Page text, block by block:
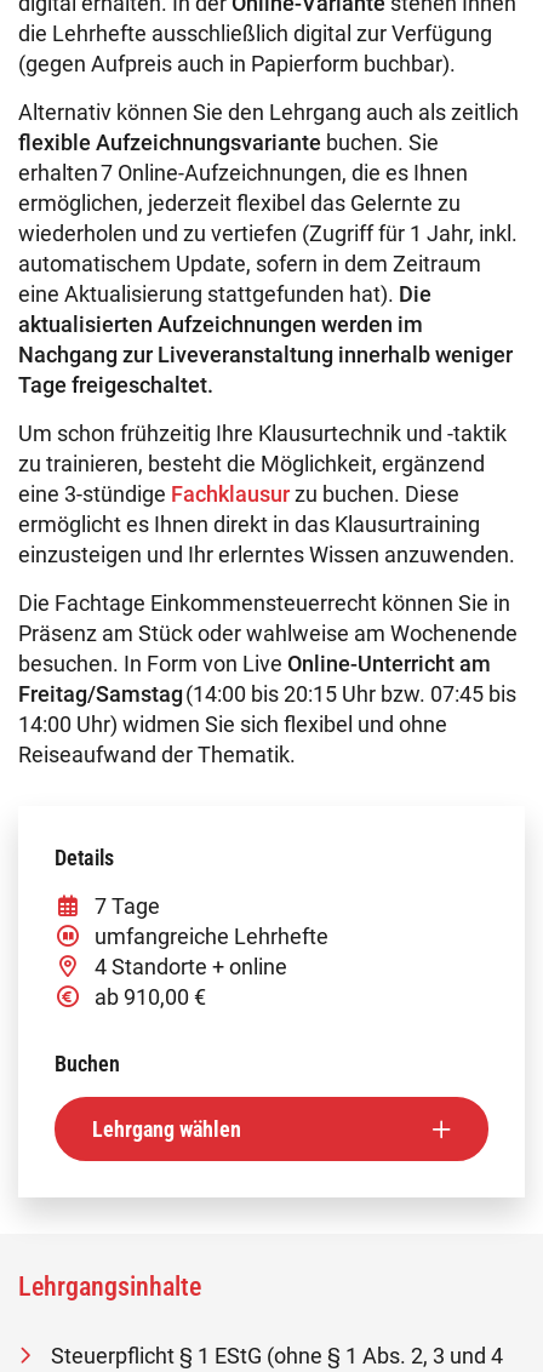
die Lehrhefte ausschließlich digital zur Verfügung
(gegen Aufpreis auch in Papierform buchbar).
Alternativ können Sie den Lehrgang auch als zeitlich
flexible Aufzeichnungsvariante buchen. Sie
erhalten 7 Online-Aufzeichnungen, die es Ihnen
ermöglichen, jederzeit flexibel das Gelernte zu
wiederholen und zu vertiefen (Zugriff für 1 Jahr, inkl.
automatischem Update, sofern in dem Zeitraum
eine Aktualisierung stattgefunden hat). Die
aktualisierten Aufzeichnungen werden im
Nachgang zur Liveveranstaltung innerhalb weniger
Tage freigeschaltet.
Um schon frühzeitig Ihre Klausurtechnik und -taktik
zu trainieren, besteht die Möglichkeit, ergänzend
eine 3-stündige Fachklausurzu buchen. Diese
ermöglicht es Ihnen direkt in das Klausurtraining
einzusteigen und Ihr erlerntes Wissen anzuwenden.
Die Fachtage Einkommensteuerrecht können Sie in
Präsenz am Stück oder wahlweise am Wochenende
besuchen. In Form von Live Online-Unterricht am
Freitag/Samstag(14:00 bis 20:15 Uhr bzw. 07:45 bis
14:00 Uhr) widmen Sie sich flexibel und ohne
Reiseaufwand der Thematik.
Details
7 Tage
umfangreiche Lehrhefte
4 Standorte + online
ab 910,00 €
Buchen
Lehrgang wählen
Lehrgangsinhalte
Steuerpflicht § 1 EStG (ohne § 1 Abs. 2, 3 und 4